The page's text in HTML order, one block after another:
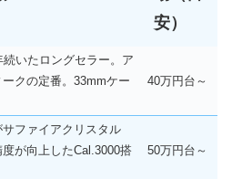
安）
続いたロングセラー。ア
ークの定番。33mmケー
40万円台～
サファイアクリスタル
度が向上したCal.3000搭
50万円台～